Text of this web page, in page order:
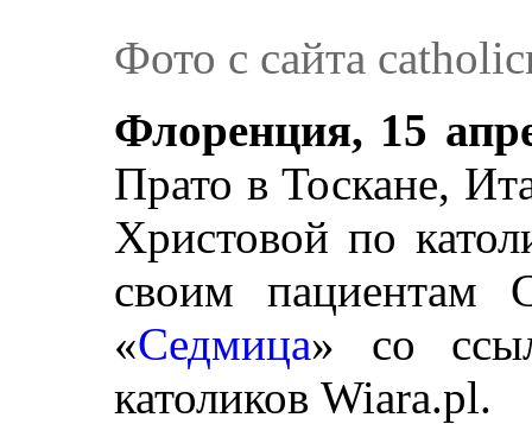
Фото с сайта
Флоренция, 15
Прато в Тоскане,
Христовой по
своим пациентам
«Седмица» со
католиков Wiara.pl.